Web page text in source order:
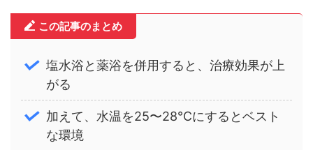
この記事のまとめ
塩水浴と薬浴を併用すると、治療効果が上
がる
加えて、水温を25〜28℃にするとベスト
な環境